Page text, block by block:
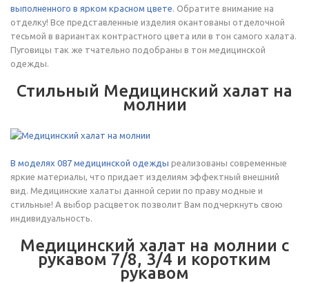
выполненного в ярком красном цвете. Обратите внимание на
отделку! Все представленные изделия окантованы отделочной
тесьмой в вариантах контрастного цвета или в тон самого халата.
Пуговицы так же тчательно подобраны в тон медицинской
одежды.
Стильный Медицинский халат на
молнии
В моделях 087 медицинской одежды реализованы современные
яркие материалы, что придает изделиям эффектный внешний
вид. Медицинские халаты данной серии по праву модные и
стильные! А выбор расцветок позволит Вам подчеркнуть свою
индивидуальность.
Медицинский халат на молнии с
рукавом 7/8, 3/4 и коротким
рукавом